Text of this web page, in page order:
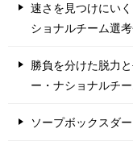
速さを見つけにい
ショナルチーム選
勝負を分けた脱力
ー・ナショナルチ
ソープボックスダ